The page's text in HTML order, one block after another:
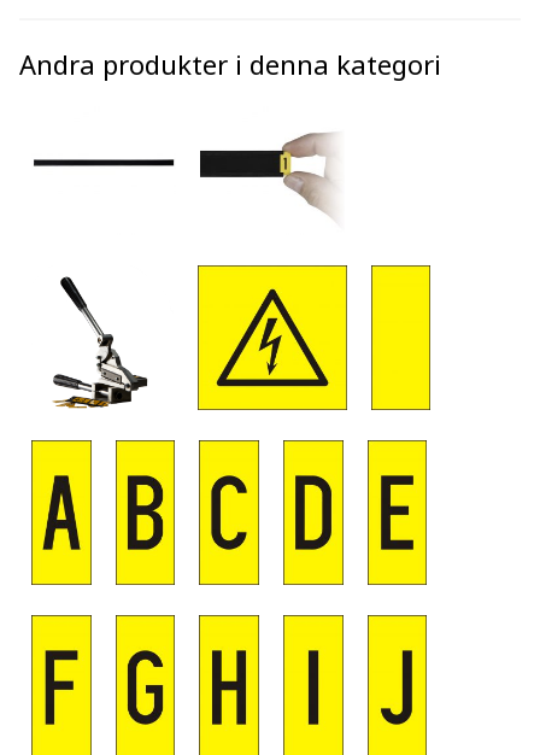
Andra produkter i denna kategori